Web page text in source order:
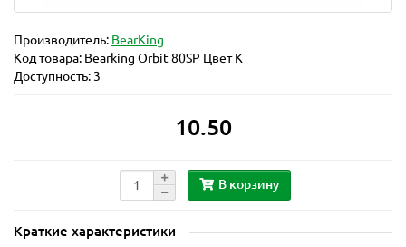
Производитель: BearKing
Код товара: Bearking Orbit 80SP Цвет K
Доступность: 3
10.50
В корзину
Краткие характеристики